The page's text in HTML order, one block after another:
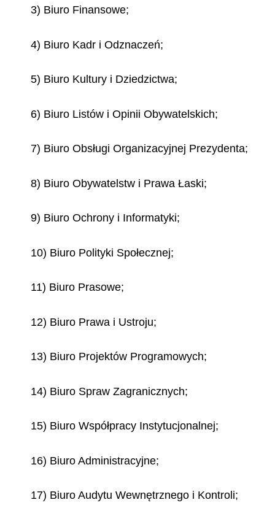
3) Biuro Finansowe;
4) Biuro Kadr i Odznaczeń;
5) Biuro Kultury i Dziedzictwa;
6) Biuro Listów i Opinii Obywatelskich;
7) Biuro Obsługi Organizacyjnej Prezydenta;
8) Biuro Obywatelstw i Prawa Łaski;
9) Biuro Ochrony i Informatyki;
10) Biuro Polityki Społecznej;
11) Biuro Prasowe;
12) Biuro Prawa i Ustroju;
13) Biuro Projektów Programowych;
14) Biuro Spraw Zagranicznych;
15) Biuro Współpracy Instytucjonalnej;
16) Biuro Administracyjne;
17) Biuro Audytu Wewnętrznego i Kontroli;